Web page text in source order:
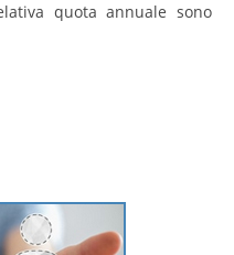
quota annuale sono